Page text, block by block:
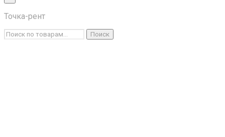
Каталог товаров
Условия аренды
Точка-рент
Искать:
Поиск